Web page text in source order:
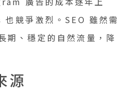
競爭激烈。SEO 雖然需
期、穩定的自然流量，降
源